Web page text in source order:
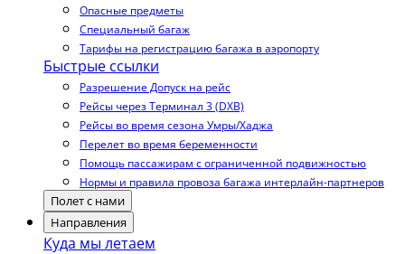
Опасные предметы
Специальный багаж
Тарифы на регистрацию багажа в аэропорту
Быстрые ссылки
Разрешение Допуск на рейс
Рейсы через Терминал 3 (DXB)
Рейсы во время сезона Умры/Хаджа
Перелет во время беременности
Помощь пассажирам с ограниченной подвижностью
Нормы и правила провоза багажа интерлайн-партнеров
Полет с нами
Направления
Куда мы летаем